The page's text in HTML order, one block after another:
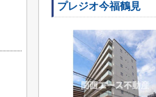
プレジオ今福鶴見